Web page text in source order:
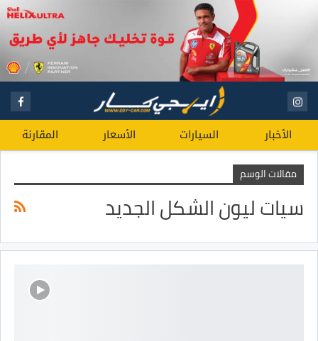
الأخبار السيارات الأسعار المقارنة
مقالات الوسم
سيات ليون الشكل الجديد